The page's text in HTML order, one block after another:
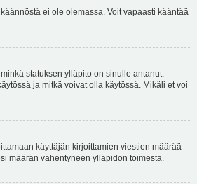
ei ole olemassa. Voit vapaasti kääntää
statuksen ylläpito on sinulle antanut.
ja mitkä voivat olla käytössä. Mikäli et voi
käyttäjän kirjoittamien viestien määrää
määrän vähentyneen ylläpidon toimesta.